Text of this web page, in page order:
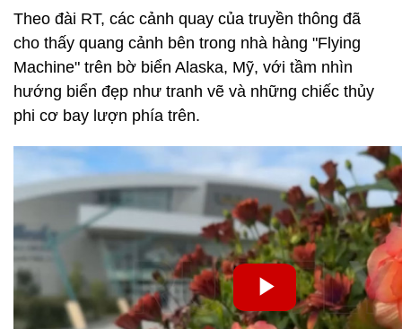
Theo đài RT, các cảnh quay của truyền thông đã
cho thấy quang cảnh bên trong nhà hàng "Flying
Machine" trên bờ biển Alaska, Mỹ, với tầm nhìn
hướng biển đẹp như tranh vẽ và những chiếc thủy
phi cơ bay lượn phía trên.